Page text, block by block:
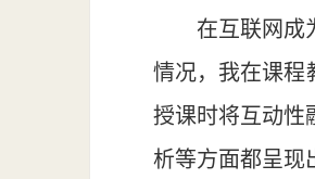
在互联网成
情况，我在课程
授课时将互动性
析等方面都呈现